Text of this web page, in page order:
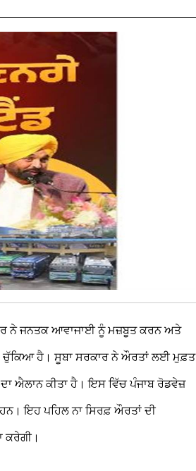
ਨੇ ਜਨਤਕ ਆਵਾਜਾਈ ਨੂੰ ਮਜ਼ਬੂਤ ਕਰਨ ਅਤੇ
ਹੈ। ਸੂਬਾ ਸਰਕਾਰ ਨੇ ਔਰਤਾਂ ਲਈ ਮੁਫ਼ਤ
ਐਲਾਨ ਕੀਤਾ ਹੈ। ਇਸ ਵਿੱਚ ਪੰਜਾਬ ਰੋਡਵੇਜ਼
ਇਹ ਪਹਿਲ ਨਾ ਸਿਰਫ਼ ਔਰਤਾਂ ਦੀ
ਕਰੇਗੀ।